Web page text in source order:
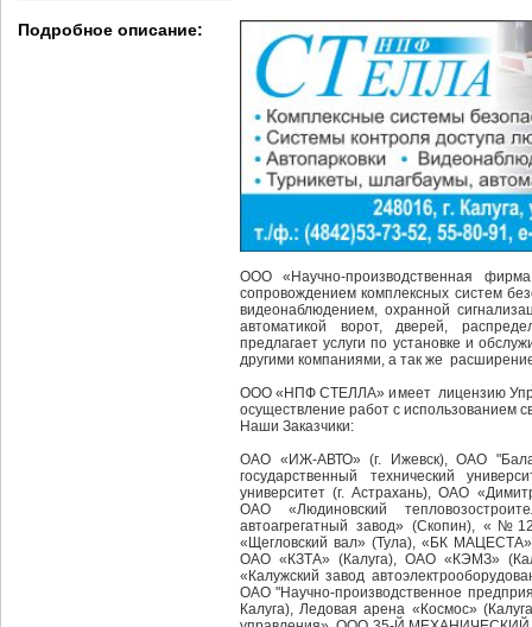
Подробное описание:
ООО «Научно-производственная
сопровождением комплексных систем
видеонаблюдением, охранной
автоматикой ворот, дверей,
предлагает услуги по установке и
другими компаниями, а так же
ООО «НПФ СТЕЛЛА» имеет лицензию
осуществление работ с использованием
Наши Заказчики:
ОАО «ИЖ-АВТО» (г. Ижевск), ОАО
государственный технический
университет (г. Астрахань), ОАО
ОАО «Людиновский
автоагрегатный завод» (Скопин),
«Щегловский вал» (Тула), «БК
ОАО «КЗТА» (Калуга), ОАО «КЭМЗ»
«Калужский завод
ОАО "Научно-производственное
Калуга), Ледовая арена «Космоc»